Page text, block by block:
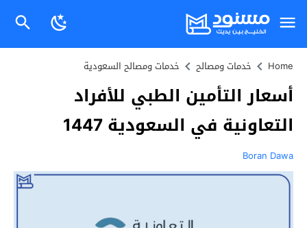
Home خدمات ومصالح خدمات ومصالح السعودية
أسعار التأمين الطبي للأفراد
التعاونية في السعودية 1447
Boran Dawa